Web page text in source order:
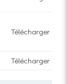
Télécharger
Télécharger